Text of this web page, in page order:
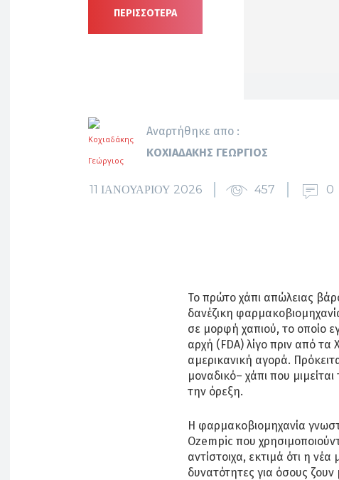
ΠΕΡΙΣΣΟΤΕΡΑ
Αναρτήθηκε απο :
ΚΟΧΙΑΔΆΚΗΣ ΓΕΏΡΓΙΟΣ
11 ΙΑΝΟΥΑΡΊΟΥ 2026 457 0
Το πρώτο χάπι απώλειας
δανέζικη
σε μορφή χαπιού, το οποίο
αρχή (FDA) λίγο πριν από τα
αμερικανική αγορά.
μοναδικό– χάπι που
την όρεξη.
Η φαρμακοβιομηχανία
Ozempic που
αντίστοιχα, εκτιμά ότι η
δυνατότητες για όσους